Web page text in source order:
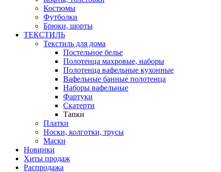
Костюмы
Футболки
Брюки, шорты
ТЕКСТИЛЬ
Текстиль для дома
Постельное белье
Полотенца махровые, наборы
Полотенца вафельные кухонные
Вафельные банные полотенца
Наборы вафельные
Фартуки
Скатерти
Тапки
Платки
Носки, колготки, трусы
Маски
Новинки
Хиты продаж
Распродажа